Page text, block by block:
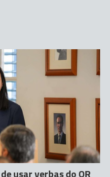
usar verbas do OR